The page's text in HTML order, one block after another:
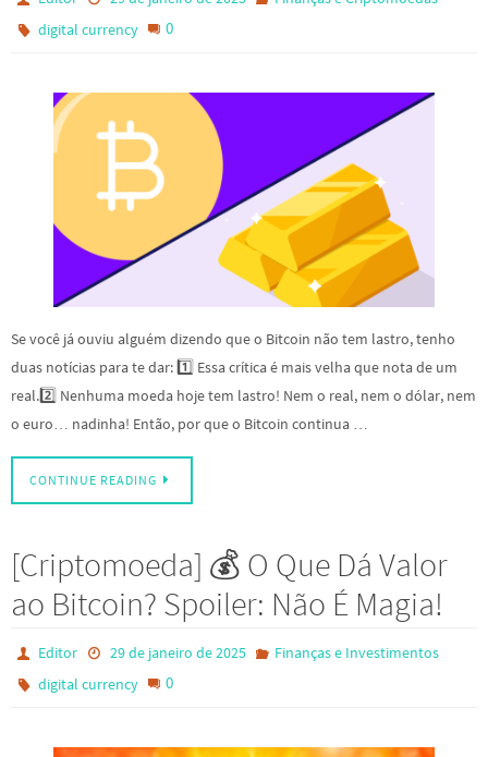
digital currency
0
Se você já ouviu alguém dizendo que o Bitcoin não tem lastro, tenho
duas notícias para te dar: 1️⃣ Essa crítica é mais velha que nota de um
real.2️⃣ Nenhuma moeda hoje tem lastro! Nem o real, nem o dólar, nem
o euro… nadinha! Então, por que o Bitcoin continua …
CONTINUE READING
[Criptomoeda] 💰 O Que Dá Valor
ao Bitcoin? Spoiler: Não É Magia!
Editor 29 de janeiro de 2025
Finanças e Investimentos
digital currency
0